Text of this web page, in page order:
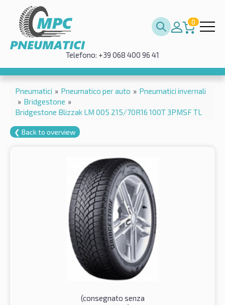
0
Telefono: +39 068 400 96 41
Pneumatici » Pneumatico per auto » Pneumatici invernali
» Bridgestone »
Bridgestone Blizzak LM 005 215/70R16 100T 3PMSF TL
❮ Back to overview
(consegnato senza